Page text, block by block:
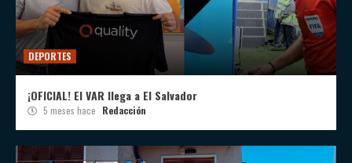
DEPORTES
¡OFICIAL! El VAR llega a El Salvador
5 meses hace Redacción